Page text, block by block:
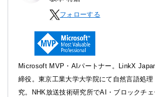
フォローする
Microsoft MVP・AIパートナー。LinkX
締役。東京工業大学大学院にて自然言語処
究。NHK放送技術研究所でAI・ブロックチ